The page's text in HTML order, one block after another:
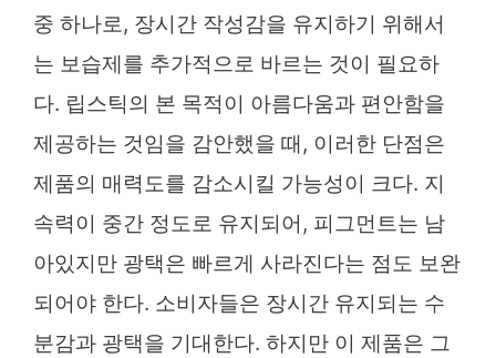
중 하나로, 장시간 작성감을 유지하기 위해서
는 보습제를 추가적으로 바르는 것이 필요하
다. 립스틱의 본 목적이 아름다움과 편안함을
제공하는 것임을 감안했을 때, 이러한 단점은
제품의 매력도를 감소시킬 가능성이 크다. 지
속력이 중간 정도로 유지되어, 피그먼트는 남
아있지만 광택은 빠르게 사라진다는 점도 보완
되어야 한다. 소비자들은 장시간 유지되는 수
분감과 광택을 기대한다. 하지만 이 제품은 그